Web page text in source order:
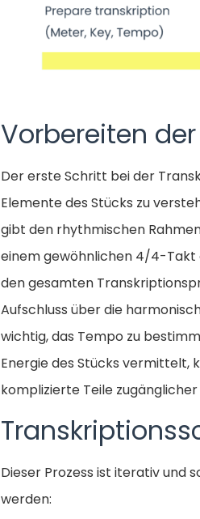
Vorbereiten
Der erste Schritt bei der
Elemente des Stücks zu
gibt den rhythmischen
einem gewöhnlichen 4/4-Takt
den gesamten
Aufschluss über die
wichtig, das Tempo zu
Energie des Stücks vermittelt,
komplizierte Teile
Dieser Prozess ist iterativ und
werden: